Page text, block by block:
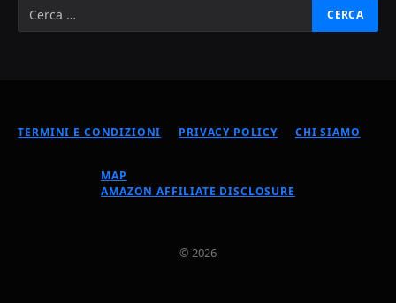
TERMINI E CONDIZIONI PRIVACY POLICY CHI SIAMO
MAP
AMAZON AFFILIATE DISCLOSURE
© 2026